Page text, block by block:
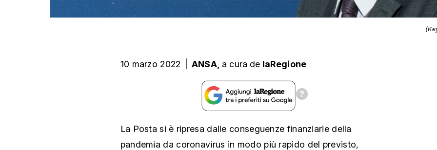
10 marzo 2022 ANSA, a cura de laRegione
La Posta si è ripresa dalle conseguenze finanziarie della
pandemia da coronavirus in modo più rapido del previsto,